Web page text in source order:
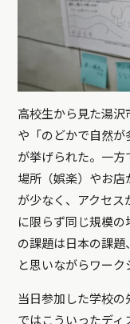
高校生から見た湯沢
や「のどかで自然
が挙げられた。一
場所（娯楽）やお
が少なく、アクセ
に限らず同じ規模
の課題は日本の課
と思いながらワーク
当日参加した学校
ではこういったディ